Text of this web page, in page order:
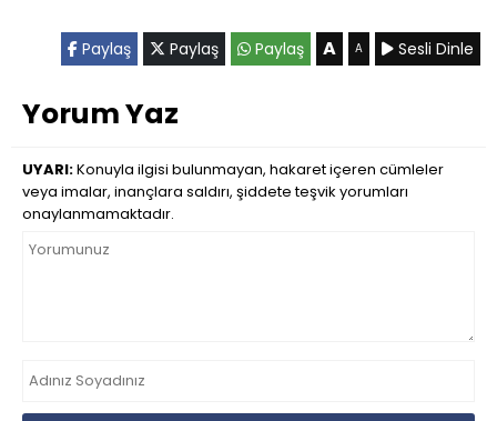
Paylaş Paylaş Paylaş A A Sesli Dinle
Yorum Yaz
UYARI:Konuyla ilgisi bulunmayan, hakaret içeren cümleler
veya imalar, inançlara saldırı, şiddete teşvik yorumları
onaylanmamaktadır.